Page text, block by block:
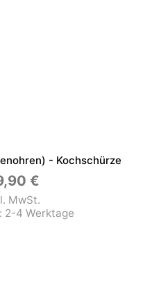
- Kochschürze
€
MwSt.
2-4 Werktage